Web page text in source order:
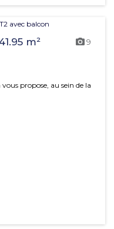
m² 9
propose, au sein de la